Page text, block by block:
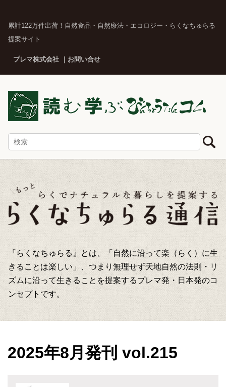
累計122万件出荷！自然食品・自然療法・エコロジー・らくなちゅらる
提案サイト
プレマ株式会社 お問い合せ
『らくなちゅらる』とは、「自然に沿って楽（らく）に生
きることは楽しい」、つまり無理せず天地自然の法則・リ
ズムに沿って生きることを提案するプレマ発・日本発のコ
ンセプトです。
2025年8月発刊 vol.215